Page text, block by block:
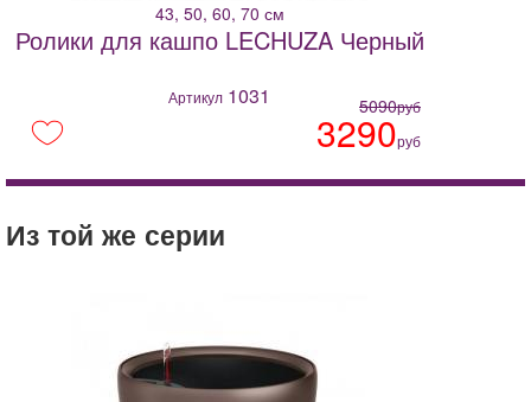
43, 50, 60, 70 см
Ролики для кашпо LECHUZA Черный
Артикул 1031 5090руб
3290руб
Из той же серии